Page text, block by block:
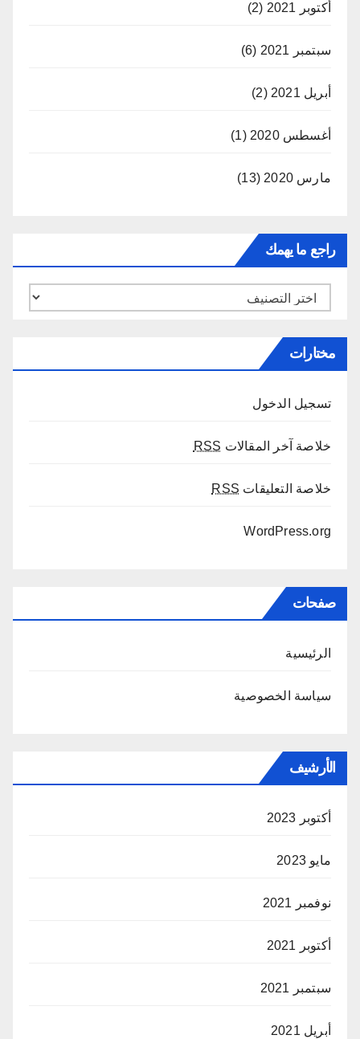
أكتوبر 2021 (2)
سبتمبر 2021 (6)
أبريل 2021 (2)
أغسطس 2020 (1)
مارس 2020 (13)
راجع ما يهمك
راجع
مختارات
تسجيل الدخول
خلاصة آخر المقالات RSS
خلاصة التعليقات RSS
WordPress.org
صفحات
الرئيسية
سياسة الخصوصية
الأرشيف
أكتوبر 2023
مايو 2023
نوفمبر 2021
أكتوبر 2021
سبتمبر 2021
أبريل 2021